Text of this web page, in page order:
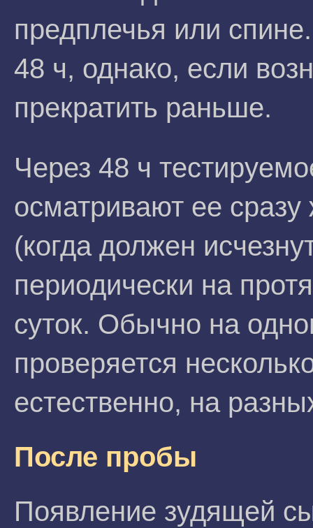
предплечья или
48 ч, однако, если
прекратить раньше.
Через 48 ч
осматривают ее
(когда должен
периодически на
суток. Обычно на
проверяется
естественно, на
После пробы
Появление зудящей